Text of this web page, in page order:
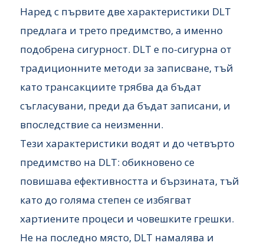
Наред с първите две характеристики DLT
предлага и трето предимство, а именно
подобрена сигурност. DLT е по-сигурна от
традиционните методи за записване, тъй
като трансакциите трябва да бъдат
съгласувани, преди да бъдат записани, и
впоследствие са неизменни.
Тези характеристики водят и до четвърто
предимство на DLT: обикновено се
повишава ефективността и бързината, тъй
като до голяма степен се избягват
хартиените процеси и човешките грешки.
Не на последно място, DLT намалява и